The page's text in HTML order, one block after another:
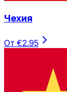
Чехия
От €2.95